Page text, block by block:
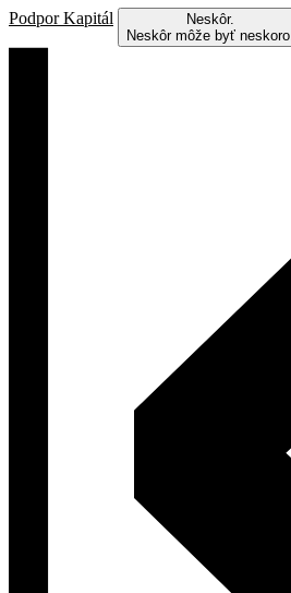
Podpor Kapitál
Neskôr.
Neskôr môže byť neskoro.